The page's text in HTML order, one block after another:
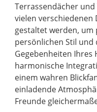
Terrassendächer
vielen verschiedenen
gestaltet werden, um
persönlichen Stil
Gegebenheiten Ihres
harmonische
einem wahren
einladende
Freunde